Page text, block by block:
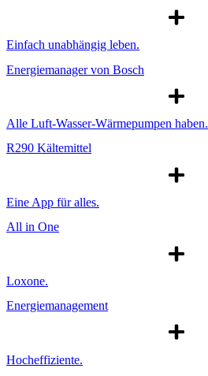
Einfach unabhängig leben.
Energiemanager von Bosch
Alle Luft-Wasser-Wärmepumpen haben.
R290 Kältemittel
Eine App für alles.
All in One
Loxone.
Energiemanagement
Hocheffiziente.